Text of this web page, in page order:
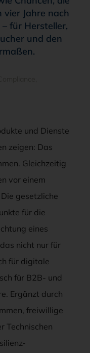
vier Jahre nach
für Hersteller,
und den
und Dienste
zeigen: Das
Gleichzeitig
vor einem
gesetzliche
für die
eines
nicht nur für
für digitale
für B2B- und
Ergänzt durch
freiwillige
Technischen